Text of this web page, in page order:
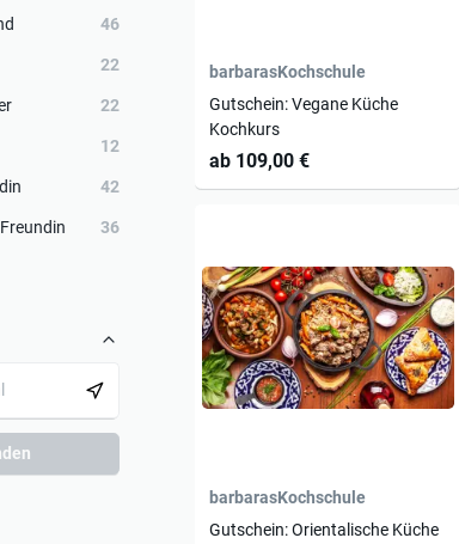
46
22
22
12
42
36
barbarasKochschule
Gutschein: Vegane Küche
Kochkurs
ab 109,00 €
barbarasKochschule
Gutschein: Orientalische Küche